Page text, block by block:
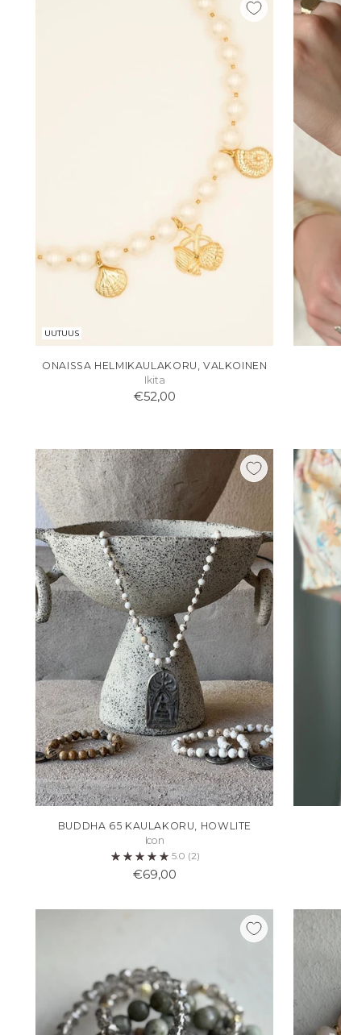
UUTUUS
ONAISSA HELMIKAULAKORU, VALKOINEN
Ikita
€52,00
BUDDHA 65 KAULAKORU, HOWLITE
Icon
5.0 (2)
€69,00